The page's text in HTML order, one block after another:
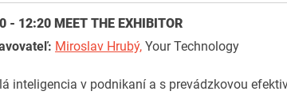
- 12:20 MEET THE EXHIBITOR
Miroslav Hrubý, Your Technology
inteligencia v podnikaní a s prevádzkovou